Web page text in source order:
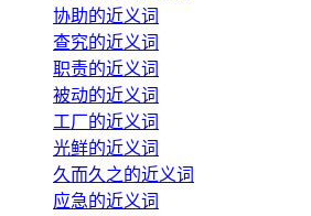
协助的近义词
查究的近义词
职责的近义词
被动的近义词
工厂的近义词
光鲜的近义词
久而久之的近义词
应急的近义词